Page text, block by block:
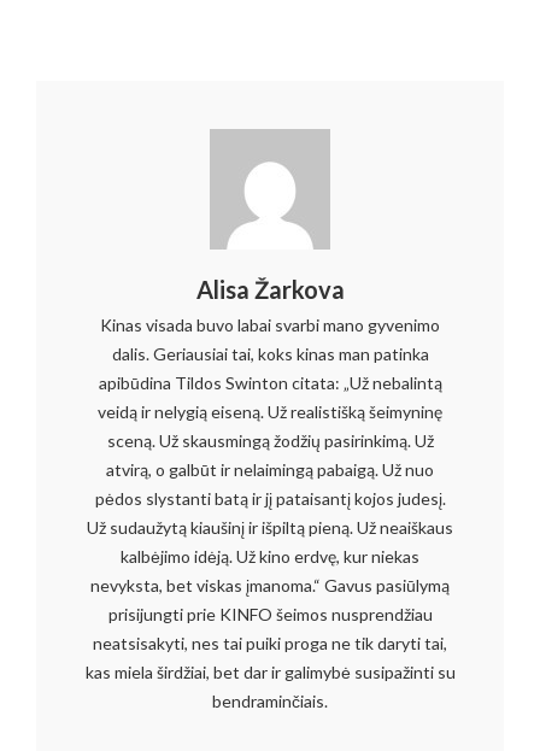
Alisa Žarkova
Kinas visada buvo labai svarbi mano gyvenimo
dalis. Geriausiai tai, koks kinas man patinka
apibūdina Tildos Swinton citata: „Už nebalintą
veidą ir nelygią eiseną. Už realistišką šeimyninę
sceną. Už skausmingą žodžių pasirinkimą. Už
atvirą, o galbūt ir nelaimingą pabaigą. Už nuo
pėdos slystanti batą ir jį pataisantį kojos judesį.
Už sudaužytą kiaušinį ir išpiltą pieną. Už neaiškaus
kalbėjimo idėją. Už kino erdvę, kur niekas
nevyksta, bet viskas įmanoma.“ Gavus pasiūlymą
prisijungti prie KINFO šeimos nusprendžiau
neatsisakyti, nes tai puiki proga ne tik daryti tai,
kas miela širdžiai, bet dar ir galimybė susipažinti su
bendraminčiais.